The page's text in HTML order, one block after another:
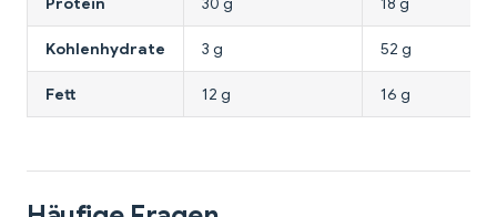
Kohlenhydrate 3 g 52 g
Fett 12 g 16 g